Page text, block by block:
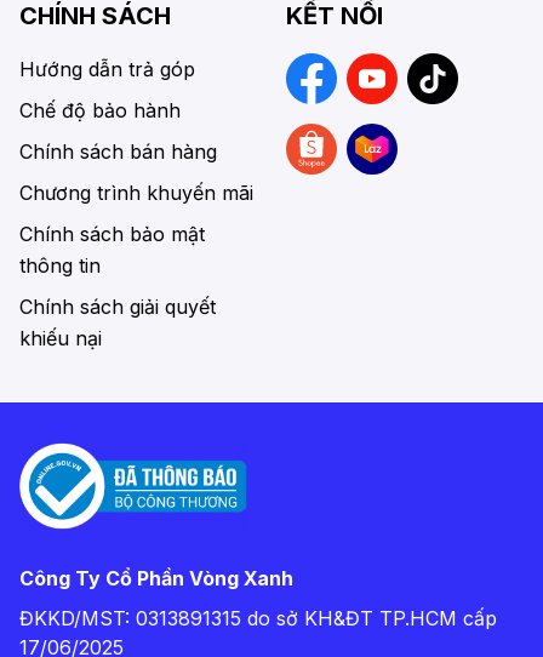
CHÍNH SÁCH
Hướng dẫn trả góp
Chế độ bảo hành
Chính sách bán hàng
Chương trình khuyến mãi
Chính sách bảo mật
thông tin
Chính sách giải quyết
khiếu nại
KẾT NỐI
Công Ty Cổ Phần Vòng Xanh
ĐKKD/MST: 0313891315 do sở KH&ĐT TP.HCM cấp
17/06/2025